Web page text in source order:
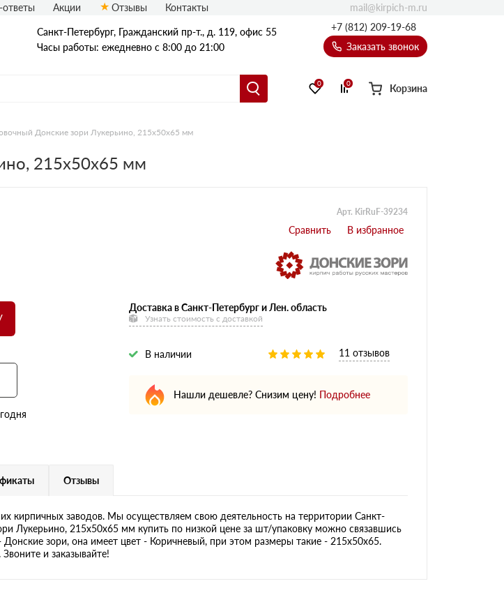
Санкт-Петербург, Граждaнский пр-т., д. 119, офис 55
Часы работы: ежедневно с 8:00 до 21:00
+7 (812) 209-19-68
Заказать звонок
0 0 Корзина
Акции Отзывы Контакты mail@kirpich-m.ru
Донские зори Лукерьино, 215х50х65 мм
215х50х65 мм
Арт. KirRuF-39234
Доставка в Санкт-Петербург и Лен. область
Узнать стоимость с доставкой
В наличии 11 отзывов
Нашли дешевле? Снизим цену! Подробнее
Отзывы
кирпичных заводов. Мы осуществляем свою деятельность на территории Санкт-
Лукерьино, 215х50х65 мм купить по низкой цене за шт/упаковку можно связавшись
зори, она имеет цвет - Коричневый, при этом размеры такие - 215х50х65.
и заказывайте!